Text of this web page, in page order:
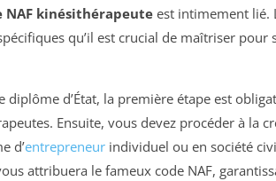
NAF kinésithérapeute est intimement lié.
qu’il est crucial de maîtriser
d’État, la première étape est
Ensuite, vous devez procéder à la
d’entrepreneur individuel ou en société
attribuera le fameux code NAF,